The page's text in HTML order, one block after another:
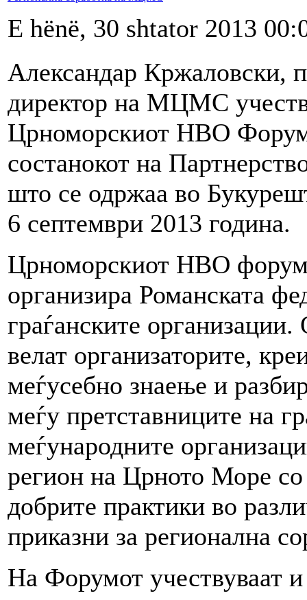
E hënë, 30 shtator 2013
Александар Кржаловски,
директор на МЦМС
Црноморскиот НВО
состанокот на
што се одржаа во
6 септември 2013 година.
Црноморскиот НВО форум
организира Романската
граѓанските
велат организаторите,
меѓусебно знаење и
меѓу претставниците на
меѓународните
регион на Црното Море
добрите практики во
приказни за регионална
На Форумот учествуваат